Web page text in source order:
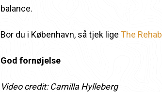
balance.
Bor du i København, så tjek lige The Rehab
God fornøjelse
Video credit: Camilla Hylleberg